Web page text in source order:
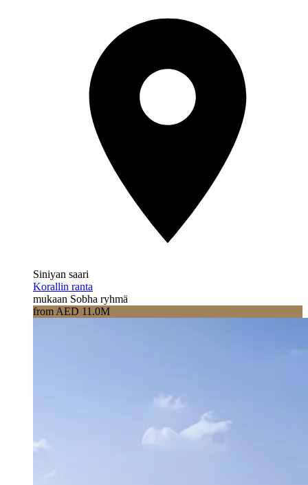
Siniyan saari
Korallin ranta
mukaan Sobha ryhmä
from AED 11.0M